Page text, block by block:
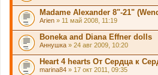
Madame Alexander 8"-21"
Arien » 11 май 2008, 11:19
Boneka and Diana Effner dolls
Аннушка » 24 авг 2009, 10:20
Heart 4 hearts От Сердца к
marina84 » 17 окт 2011, 09:35